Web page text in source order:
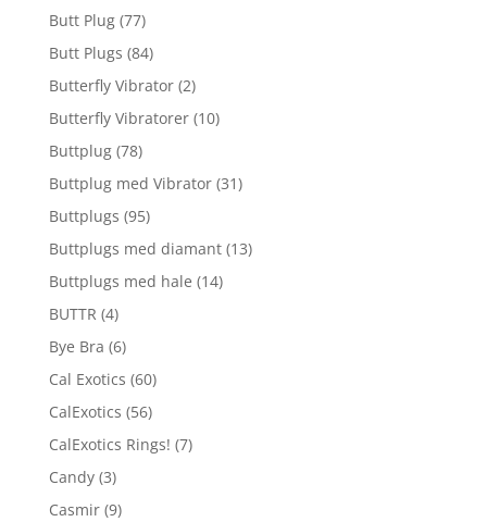
Butt Plug (77)
Butt Plugs (84)
Butterfly Vibrator (2)
Butterfly Vibratorer (10)
Buttplug (78)
Buttplug med Vibrator (31)
Buttplugs (95)
Buttplugs med diamant (13)
Buttplugs med hale (14)
BUTTR (4)
Bye Bra (6)
Cal Exotics (60)
CalExotics (56)
CalExotics Rings! (7)
Candy (3)
Casmir (9)